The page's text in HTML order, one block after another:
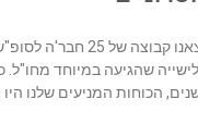
השבוע, לפני עשר
שהגיעה במיוחד מחו"ל.
הכוחות המניעים שלנו